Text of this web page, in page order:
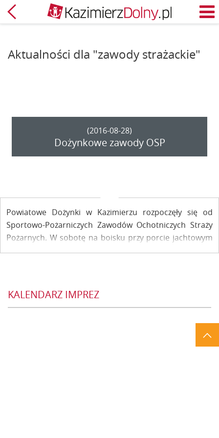
Powrót
Aktualności dla "zawody strażackie"
(2016-08-28)
Dożynkowe zawody OSP
Powiatowe Dożynki w Kazimierzu rozpoczęły się od
Sportowo-Pożarniczych Zawodów Ochotniczych Straży
Pożarnych. W sobotę na boisku przy porcie jachtowym
10 męskich i 3 kobiece drużyny OSP z całego powiatu
KALENDARZ IMPREZ